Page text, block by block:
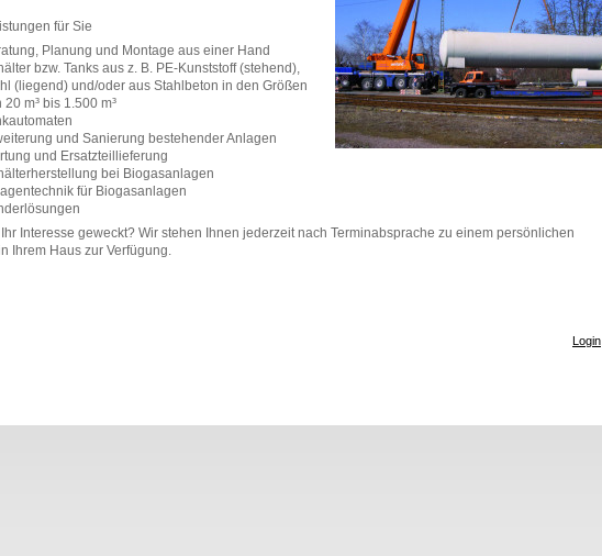
für Sie
Planung und Montage aus einer Hand
bzw. Tanks aus z. B. PE-Kunststoff (stehend),
(liegend) und/oder aus Stahlbeton in den Größen
20 m³ bis 1.500 m³
und Sanierung bestehender Anlagen
und Ersatzteillieferung
bei Biogasanlagen
für Biogasanlagen
Interesse geweckt? Wir stehen Ihnen jederzeit nach Terminabsprache zu einem persönlichen
Ihrem Haus zur Verfügung.
Login